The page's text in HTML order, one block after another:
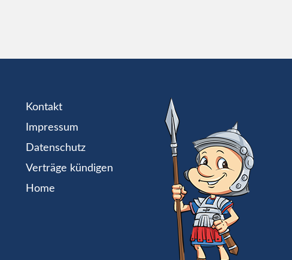
Kontakt
Impressum
Datenschutz
Verträge kündigen
Home